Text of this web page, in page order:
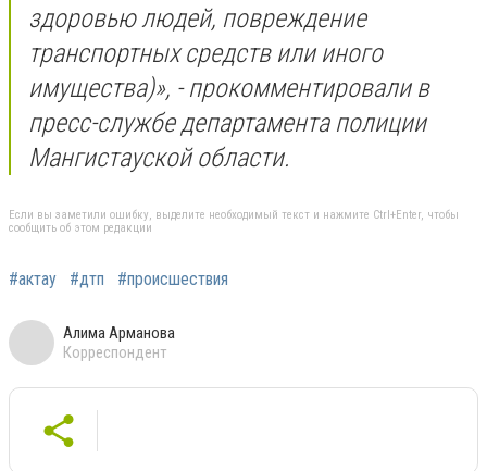
здоровью людей, повреждение
транспортных средств или иного
имущества)», - прокомментировали в
пресс-службе департамента полиции
Мангистауской области.
Если вы заметили ошибку, выделите необходимый текст и нажмите Ctrl+Enter, чтобы
сообщить об этом редакции
#актау #дтп #происшествия
Алима Арманова
Корреспондент